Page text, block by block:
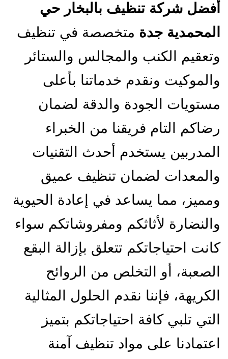
أفضل شركة تنظيف بالبخار حي
المحمدية جدة متخصصة في تنظيف
وتعقيم الكنب والمجالس والستائر
والموكيت ونقدم خدماتنا بأعلى
مستويات الجودة والدقة لضمان
رضاكم التام فريقنا من الخبراء
المدربين يستخدم أحدث التقنيات
والمعدات لضمان تنظيف عميق
ومميز، مما يساعد في إعادة الحيوية
والنضارة لأثاثكم ومفروشاتكم سواء
كانت احتياجاتكم تتعلق بإزالة البقع
الصعبة، أو التخلص من الروائح
الكريهة، فإننا نقدم الحلول المثالية
التي تلبي كافة احتياجاتكم بتميز
اعتمادنا على مواد تنظيف آمنة